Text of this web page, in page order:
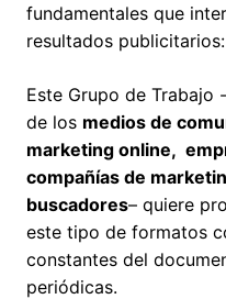
fundamentales que
resultados
Este Grupo de
de los medios de
marketing online,
compañías de
buscadores– quiere
este tipo de formatos
constantes del
periódicas.